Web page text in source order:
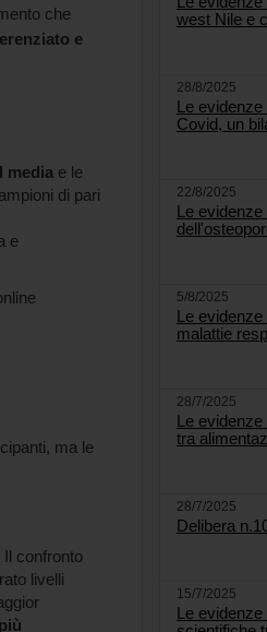
che
e
media e le
di pari
e
ma le
Il confronto
livelli
west Nile e
28/8/2025
Le
Covid, un
22/8/2025
Le
5/8/2025
Le
malattie
28/7/2025
Le
tra
28/7/2025
Delibera
15/7/2025
Le